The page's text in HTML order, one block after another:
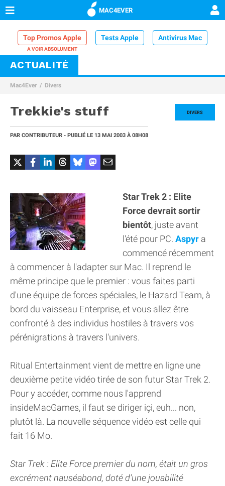
MAC4EVER
Top Promos Apple Tests Apple Antivirus Mac
VPN Mac
Comparatif iPhone
ACTUALITÉ
Mac4Ever Divers
DIVERS
Trekkie's stuff
PAR CONTRIBUTEUR - PUBLIÉ LE 13 MAI 2003 À 08H08
Star Trek 2 : Elite
Force devrait sortir
bientôt, juste avant
l'été pour PC. Aspyr a
commencé récemment
à commencer à l'adapter sur Mac. Il reprend le
même principe que le premier : vous faites parti
d'une équipe de forces spéciales, le Hazard Team, à
bord du vaisseau Enterprise, et vous allez être
confronté à des individus hostiles à travers vos
pérénigrations à travers l'univers.
Ritual Entertainment vient de mettre en ligne une
deuxième petite vidéo tirée de son futur Star Trek 2.
Pour y accéder, comme nous l'apprend
insideMacGames, il faut se diriger içi, euh... non,
plutôt là. La nouvelle séquence vidéo est celle qui
fait 16 Mo.
Star Trek : Elite Force premier du nom, était un gros
excrément nauséabond, doté d'une jouabilité